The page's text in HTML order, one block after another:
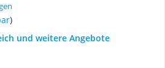
)
und weitere Angebote